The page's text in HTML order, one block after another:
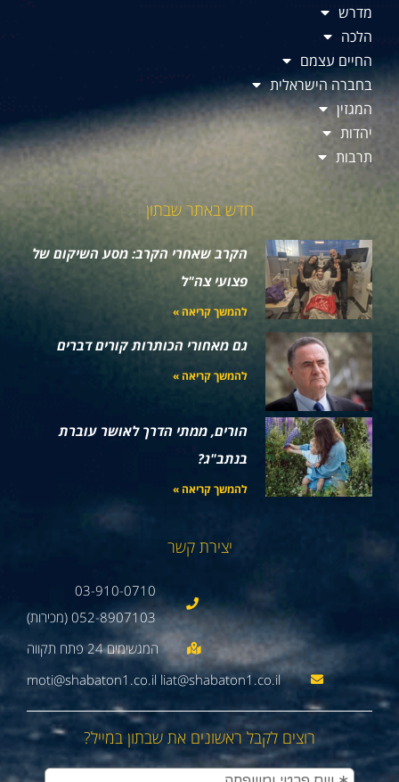
מדרש
הלכה
החיים עצמם
בחברה הישראלית
המגזין
יהדות
תרבות
חדש באתר שבתון
הקרב שאחרי הקרב: מסע השיקום של
פצועי צה"ל
להמשך קריאה »
גם מאחורי הכותרות קורים דברים
להמשך קריאה »
הורים, ממתי הדרך לאושר עוברת
בנתב"ג?
להמשך קריאה »
יצירת קשר
03-910-0710
052-8907103 (מכירות)
moti@shabaton1.co.il liat@shabaton1.co.il
רוצים לקבל ראשונים את שבתון במייל?